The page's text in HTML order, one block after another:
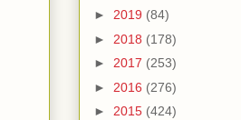
► 2019 (84)
► 2018 (178)
► 2017 (253)
► 2016 (276)
► 2015 (424)